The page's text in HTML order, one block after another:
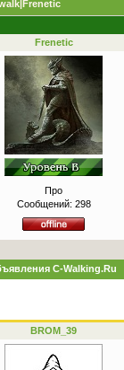
Frenetic
Про
Сообщений: 298
C-Walking.Ru
BROM_39